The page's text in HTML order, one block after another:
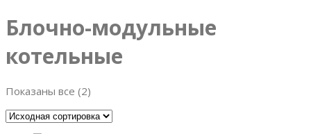
Блочно-модульные
котельные
Показаны все (2)